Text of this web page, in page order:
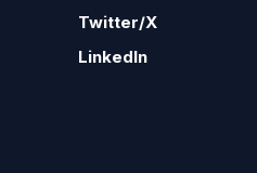
Twitter/X
LinkedIn